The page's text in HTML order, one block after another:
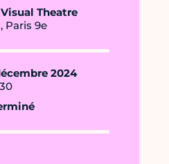
Theatre
Paris 9e
2024